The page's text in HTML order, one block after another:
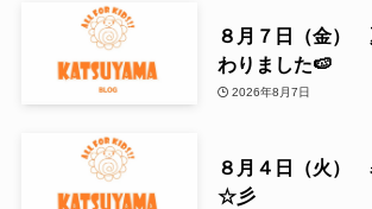
８月７日（金）
わりました🍉
2026年8月7日
８月４日（火）
☆彡